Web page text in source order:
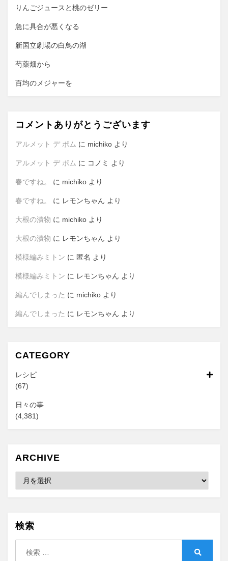
ョ
ン
りんごジュースと桃のゼリー
急に具合が悪くなる
新国立劇場の白鳥の湖
芍薬畑から
百均のメジャーを
コメントありがとうございます
アルメット デ ポム に michiko より
アルメット デ ポム に コノミ より
春ですね。 に michiko より
春ですね。 に レモンちゃん より
大根の漬物 に michiko より
大根の漬物 に レモンちゃん より
模様編みミトン に 匿名 より
模様編みミトン に レモンちゃん より
編んでしまった に michiko より
編んでしまった に レモンちゃん より
CATEGORY
レシピ
(67)
日々の事
(4,381)
ARCHIVE
Archive
検索